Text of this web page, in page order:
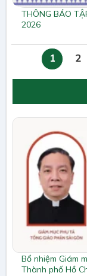
THÔNG BÁO
2026
1 2
Bổ nhiệm Giám
Thành phố Hồ